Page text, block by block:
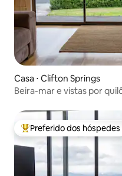
Casa ⋅ Clifton Springs
Beira-mar e vistas por
Entre os melhores
Preferido dos hóspedes